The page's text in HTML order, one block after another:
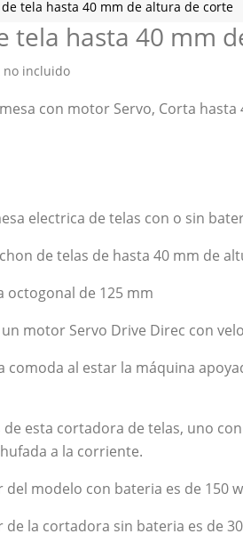
tela hasta 40 mm de altura de corte
tela hasta 40 mm
no incluido
con motor Servo, Corta hasta
electrica de telas con o sin
de telas de hasta 40 mm de
octogonal de 125 mm
motor Servo Drive Direc con
comoda al estar la máquina
de esta cortadora de telas, uno
a la corriente.
modelo con bateria es de 150
la cortadora sin bateria es de